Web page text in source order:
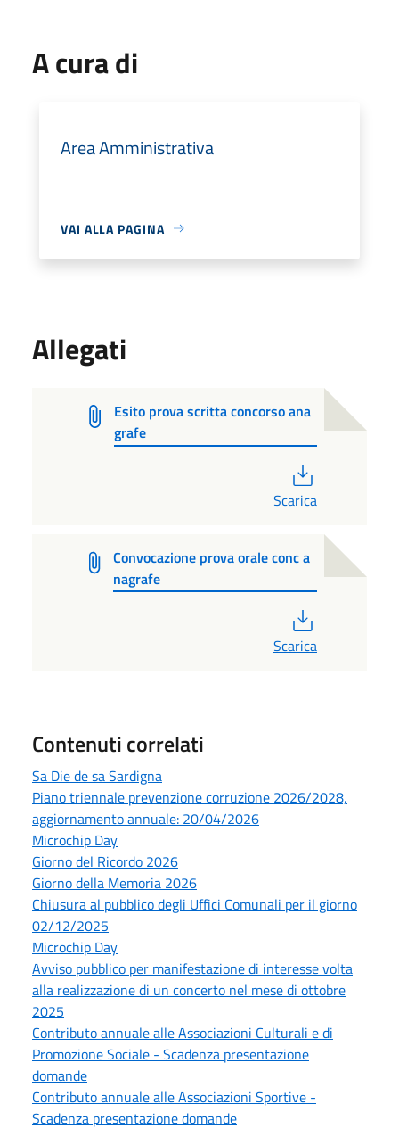
A cura di
Area Amministrativa
VAI ALLA PAGINA
Allegati
Esito prova scritta concorso ana
grafe
Scarica
Convocazione prova orale conc a
nagrafe
Scarica
Contenuti correlati
Sa Die de sa Sardigna
Piano triennale prevenzione corruzione 2026/2028,
aggiornamento annuale: 20/04/2026
Microchip Day
Giorno del Ricordo 2026
Giorno della Memoria 2026
Chiusura al pubblico degli Uffici Comunali per il giorno
02/12/2025
Microchip Day
Avviso pubblico per manifestazione di interesse volta
alla realizzazione di un concerto nel mese di ottobre
2025
Contributo annuale alle Associazioni Culturali e di
Promozione Sociale - Scadenza presentazione
domande
Contributo annuale alle Associazioni Sportive -
Scadenza presentazione domande